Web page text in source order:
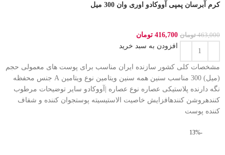
کرم آبرسان پمپی آووکادو اوری وان 300 میل
463,000 تومان 416,700 تومان
افزودن به سبد خرید
مشخصات کلی کشور سازنده ایران مناسب برای پوست های معمولی حجم
(میل) 300 مناسب سنین همه سنین ویتامین نوع ویتامین A جنس محفظه
نگه دارنده پلاستیکی عصاره نوع عصاره |آووکادو سایر توضیحات مرطوب
کنندهروشن کنندهافزایش خاصیت الاستیسیته پوستجوان کننده و شفاف
کننده پوست
-13%